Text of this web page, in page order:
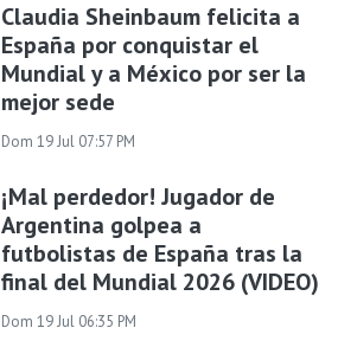
Claudia Sheinbaum felicita a
España por conquistar el
Mundial y a México por ser la
mejor sede
Dom 19 Jul 07:57 PM
¡Mal perdedor! Jugador de
Argentina golpea a
futbolistas de España tras la
final del Mundial 2026 (VIDEO)
Dom 19 Jul 06:35 PM